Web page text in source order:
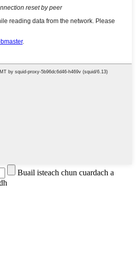
Buail isteach chun cuardach a